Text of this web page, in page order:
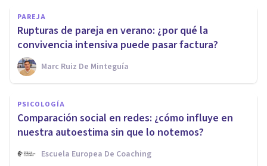
PAREJA
Rupturas de pareja en verano: ¿por qué la
convivencia intensiva puede pasar factura?
Marc Ruiz De Minteguía
PSICOLOGÍA
Comparación social en redes: ¿cómo influye en
nuestra autoestima sin que lo notemos?
Escuela Europea De Coaching